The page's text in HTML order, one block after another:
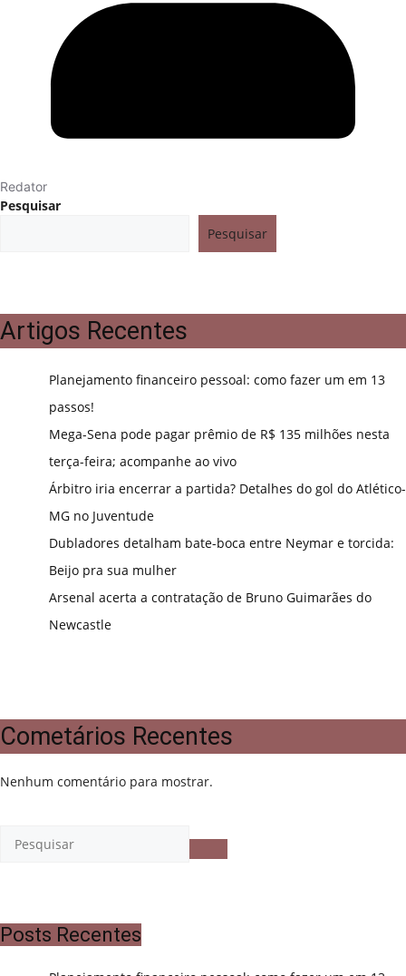
Redator
Pesquisar
Pesquisar
Artigos Recentes
Planejamento financeiro pessoal: como fazer um em 13
passos!
Mega-Sena pode pagar prêmio de R$ 135 milhões nesta
terça-feira; acompanhe ao vivo
Árbitro iria encerrar a partida? Detalhes do gol do Atlético-
MG no Juventude
Dubladores detalham bate-boca entre Neymar e torcida:
Beijo pra sua mulher
Arsenal acerta a contratação de Bruno Guimarães do
Newcastle
Cometários Recentes
Nenhum comentário para mostrar.
Posts Recentes